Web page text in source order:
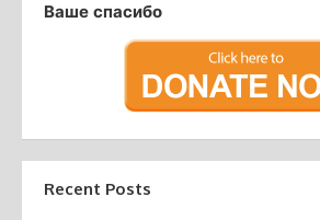
Ваше спасибо
Recent Posts